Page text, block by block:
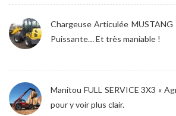
Chargeuse Articulée MUSTANG
Puissante… Et très maniable !
Manitou FULL SERVICE 3X3 «
pour y voir plus clair.